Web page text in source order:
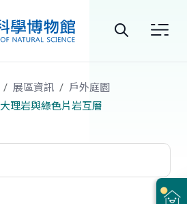
展區資訊
戶外庭園
大理岩與綠色片岩互層